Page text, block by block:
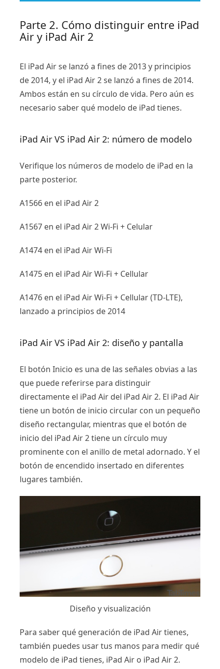
Parte 2. Cómo distinguir entre iPad
Air y iPad Air 2
El iPad Air se lanzó a fines de 2013 y principios
de 2014, y el iPad Air 2 se lanzó a fines de 2014.
Ambos están en su círculo de vida. Pero aún es
necesario saber qué modelo de iPad tienes.
iPad Air VS iPad Air 2: número de modelo
Verifique los números de modelo de iPad en la
parte posterior.
A1566 en el iPad Air 2
A1567 en el iPad Air 2 Wi-Fi + Celular
A1474 en el iPad Air Wi-Fi
A1475 en el iPad Air Wi-Fi + Cellular
A1476 en el iPad Air Wi-Fi + Cellular (TD-LTE),
lanzado a principios de 2014
iPad Air VS iPad Air 2: diseño y pantalla
El botón Inicio es una de las señales obvias a las
que puede referirse para distinguir
directamente el iPad Air del iPad Air 2. El iPad Air
tiene un botón de inicio circular con un pequeño
diseño rectangular, mientras que el botón de
inicio del iPad Air 2 tiene un círculo muy
prominente con el anillo de metal adornado. Y el
botón de encendido insertado en diferentes
lugares también.
Diseño y visualización
Para saber qué generación de iPad Air tienes,
también puedes usar tus manos para medir qué
modelo de iPad tienes, iPad Air o iPad Air 2.